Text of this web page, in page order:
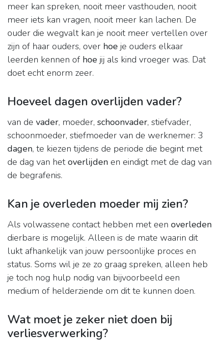
meer kan spreken, nooit meer vasthouden, nooit
meer iets kan vragen, nooit meer kan lachen. De
ouder die wegvalt kan je nooit meer vertellen over
zijn of haar ouders, over hoe je ouders elkaar
leerden kennen of hoe jij als kind vroeger was. Dat
doet echt enorm zeer.
Hoeveel dagen overlijden vader?
van de vader, moeder, schoonvader, stiefvader,
schoonmoeder, stiefmoeder van de werknemer: 3
dagen, te kiezen tijdens de periode die begint met
de dag van hetoverlijden en eindigt met de dag van
de begrafenis.
Kan je overleden moeder mij zien?
Als volwassene contact hebben met een overleden
dierbare is mogelijk. Alleen is de mate waarin dit
lukt afhankelijk van jouw persoonlijke proces en
status. Soms wil je ze zo graag spreken, alleen heb
je toch nog hulp nodig van bijvoorbeeld een
medium of helderziende om dit te kunnen doen.
Wat moet je zeker niet doen bij
verliesverwerking?